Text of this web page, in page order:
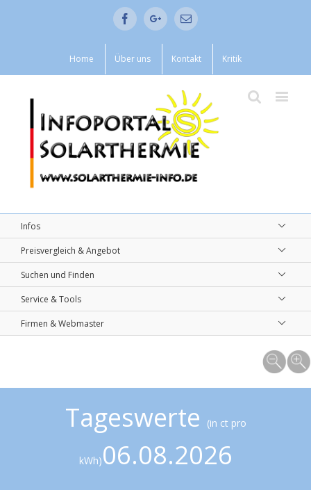
FacebookGoogle+Email
Home Über uns Kontakt Kritik
Infos
Preisvergleich & Angebot
Suchen und Finden
Service & Tools
Firmen & Webmaster
Tageswerte (in ct pro
kWh)06.08.2026